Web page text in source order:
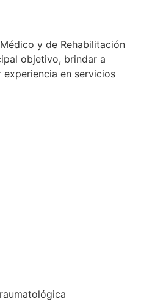
y de Rehabilitación
objetivo, brindar a
en servicios